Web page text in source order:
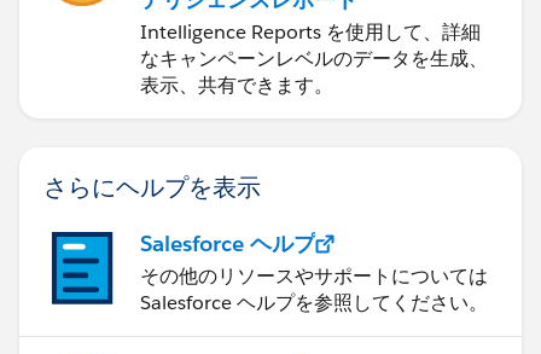
Intelligence Reports を使用して、詳細
なキャンペーンレベルのデータを生成、
表示、共有できます。
さらにヘルプを表示
Salesforce ヘルプ
その他のリソースやサポートについては
Salesforce ヘルプを参照してください。